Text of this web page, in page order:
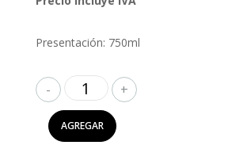
Presentación: 750ml
Fireball
750ml
cantidad
AGREGAR